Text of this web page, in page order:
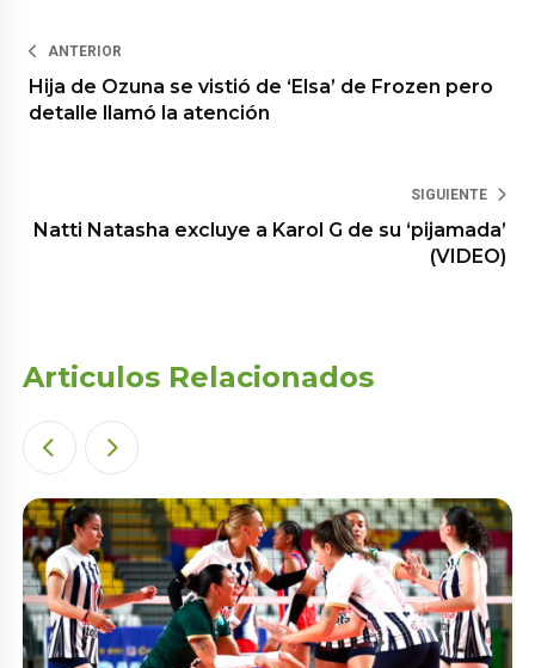
ANTERIOR
Hija de Ozuna se vistió de ‘Elsa’ de Frozen pero
detalle llamó la atención
SIGUIENTE
Natti Natasha excluye a Karol G de su ‘pijamada’
(VIDEO)
Articulos Relacionados